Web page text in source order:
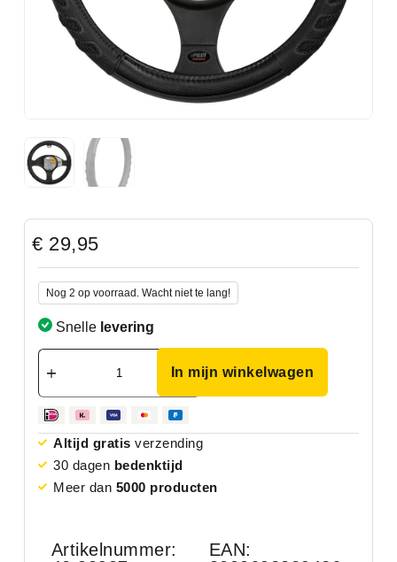
€ 29,95
Nog 2 op voorraad. Wacht niet te lang!
Snelle levering
In mijn winkelwagen
Altijd gratis verzending
30 dagen bedenktijd
Meer dan 5000 producten
Artikelnummer:
EAN: